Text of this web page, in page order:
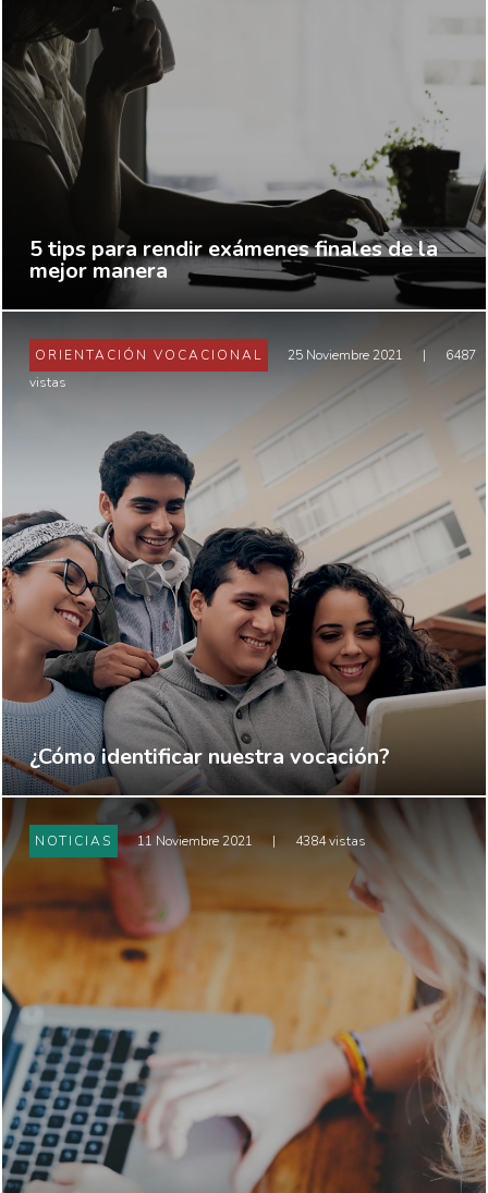
5 tips para rendir exámenes finales de la
mejor manera
ORIENTACIÓN VOCACIONAL 25 Noviembre 2021 |
6487
vistas
¿Cómo identificar nuestra vocación?
NOTICIAS 11 Noviembre 2021 | 4384 vistas